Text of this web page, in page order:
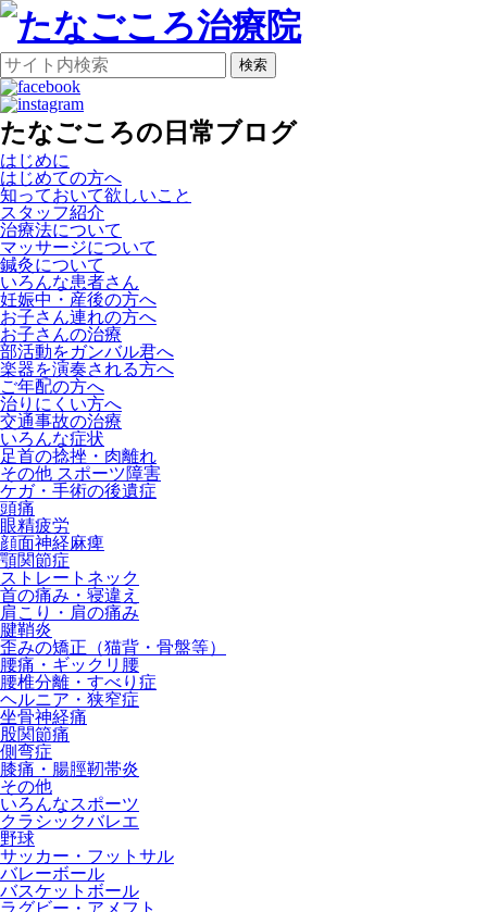
検索
たなごころの日常ブログ
はじめに
はじめての方へ
知っておいて欲しいこと
スタッフ紹介
治療法について
マッサージについて
鍼灸について
いろんな患者さん
妊娠中・産後の方へ
お子さん連れの方へ
お子さんの治療
部活動をガンバル君へ
楽器を演奏される方へ
ご年配の方へ
治りにくい方へ
交通事故の治療
いろんな症状
足首の捻挫・肉離れ
その他 スポーツ障害
ケガ・手術の後遺症
頭痛
眼精疲労
顔面神経麻痺
顎関節症
ストレートネック
首の痛み・寝違え
肩こり・肩の痛み
腱鞘炎
歪みの矯正（猫背・骨盤等）
腰痛・ギックリ腰
腰椎分離・すべり症
ヘルニア・狭窄症
坐骨神経痛
股関節痛
側弯症
膝痛・腸脛靭帯炎
その他
いろんなスポーツ
クラシックバレエ
野球
サッカー・フットサル
バレーボール
バスケットボール